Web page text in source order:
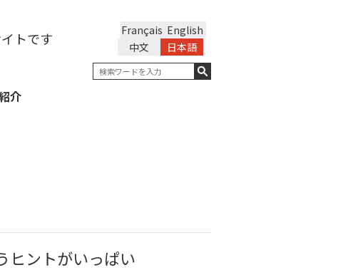
トです English
Français
日本語
中文
介
ヒントがいっぱい